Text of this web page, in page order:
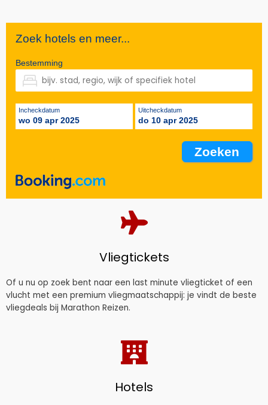
Zoek hotels en meer...
Bestemming
Incheckdatum
wo 09 apr 2025
Uitcheckdatum
do 10 apr 2025
Vliegtickets
Of u nu op zoek bent naar een last minute vliegticket of een
vlucht met een premium vliegmaatschappij: je vindt de beste
vliegdeals bij Marathon Reizen.
Hotels